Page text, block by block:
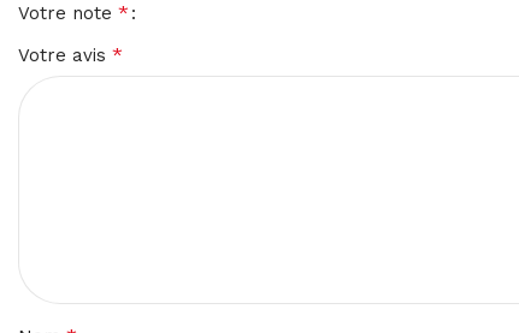
Votre note *
Votre avis *